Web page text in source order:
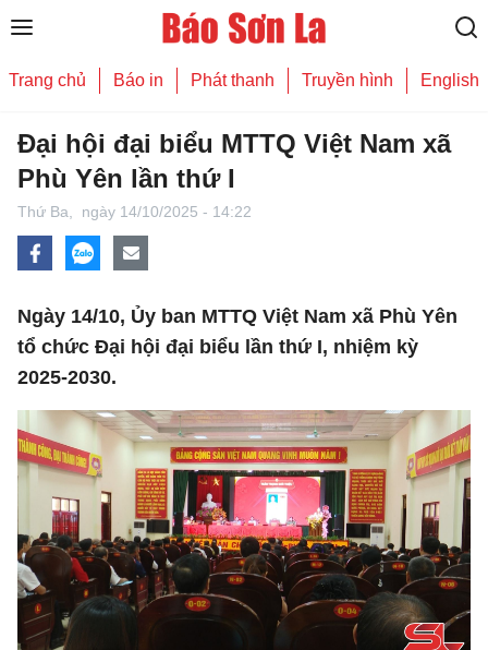
Trang chủ Báo in Phát thanh Truyền hình English
Đại hội đại biểu MTTQ Việt Nam xã
Phù Yên lần thứ I
Thứ Ba, ngày 14/10/2025 - 14:22
Ngày 14/10, Ủy ban MTTQ Việt Nam xã Phù Yên
tổ chức Đại hội đại biểu lần thứ I, nhiệm kỳ
2025-2030.